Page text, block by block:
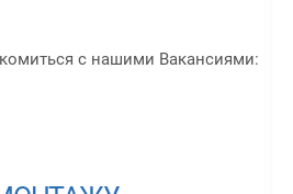
с нашими Вакансиями: